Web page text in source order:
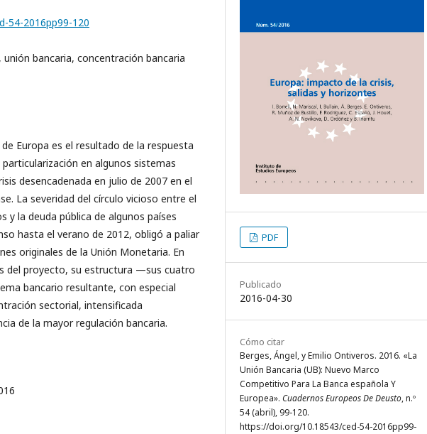
54-2016pp99-120
bancaria, concentración bancaria
Europa es el resultado de la respuesta
en algunos sistemas
desencadenada en julio de 2007 en el
La severidad del círculo vicioso entre el
y la deuda pública de algunos países
hasta el verano de 2012, obligó a paliar
originales de la Unión Monetaria. En
del proyecto, su estructura —sus cuatro
bancario resultante, con especial
sectorial, intensificada
de la mayor regulación bancaria.
PDF
Publicado
2016-04-30
Cómo citar
Berges, Ángel, y Emilio Ontiveros. 2016. «La
Unión Bancaria (UB): Nuevo Marco
Competitivo Para La Banca española Y
Europea». Cuadernos Europeos De Deusto, n.º
54 (abril), 99-120.
https://doi.org/10.18543/ced-54-2016pp99-